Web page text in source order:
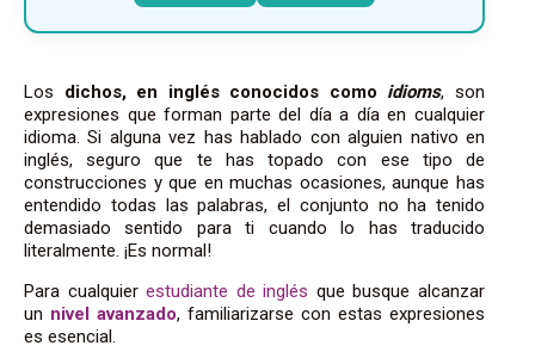
Los dichos, en inglés conocidos como idioms, son
expresiones que forman parte del día a día en cualquier
idioma . Si alguna vez has hablado con alguien nativo en
inglés, seguro que te has topado con ese tipo de
construcciones y que en muchas ocasiones, aunque has
entendido todas las palabras, el conjunto no ha tenido
demasiado sentido para ti cuando lo has traducido
literalmente. ¡Es normal!
Para cualquier estudiante de inglés que busque alcanzar
un nivel avanzado, familiarizarse con estas expresiones
es esencial.